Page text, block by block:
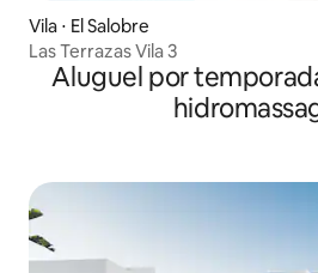
Vila ⋅ El Salobre
Las Terrazas Vila 3
Aluguel por